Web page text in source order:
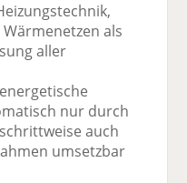
als
aller
nur durch
auch
umsetzbar